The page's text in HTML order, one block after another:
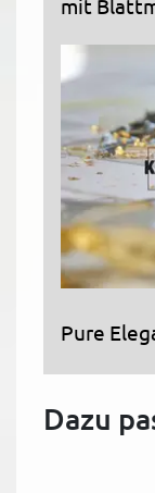
Pure
Dazu